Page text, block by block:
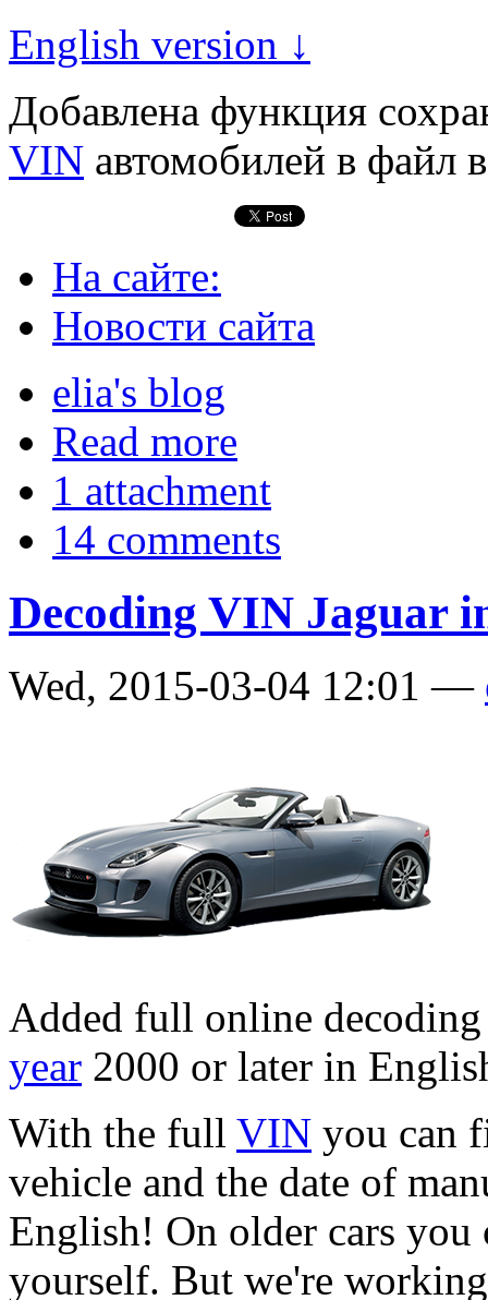
English version ↓
Добавлена функция
VIN автомобилей в файл
На сайте:
Новости сайта
elia's blog
Read more
1 attachment
14 comments
Decoding VIN Jaguar
Wed, 2015-03-04 12:01 —
Added full online
year 2000 or later in
With the full VIN you can
vehicle and the date of
English! On older cars
yourself. But we're